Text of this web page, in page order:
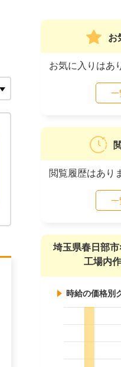
お
お気に入りはあ
一
閲覧履歴はあり
一
埼玉県春日部市
工場内
時給の価格別